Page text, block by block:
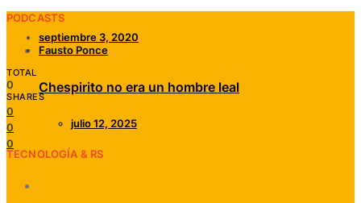
PODCASTS
Chespirito no era un hombre leal
julio 12, 2025
TECNOLOGÍA & RS
septiembre 3, 2020
Fausto Ponce
TOTAL
0
SHARES
0
0
0